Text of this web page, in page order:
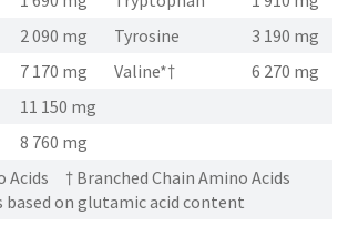
2 090 mg Tyrosine
3 190 mg
7 170 mg Valine*†
6 270 mg
11 150 mg
8 760 mg
Acids † Branched Chain Amino Acids
based on glutamic acid content